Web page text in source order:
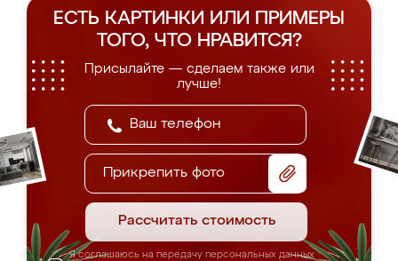
ЕСТЬ КАРТИНКИ ИЛИ ПРИМЕРЫ
ТОГО, ЧТО НРАВИТСЯ?
Присылайте — сделаем также или
лучше!
Прикрепить фото
Рассчитать стоимость
Я соглашаюсь на передачу персональных данных